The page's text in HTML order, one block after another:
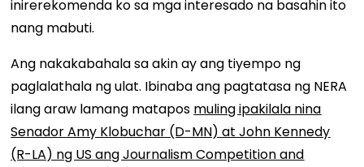
inirerekomenda ko sa mga interesado na basahin ito
nang mabuti.
Ang nakakabahala sa akin ay ang tiyempo ng
paglalathala ng ulat. Ibinaba ang pagtatasa ng NERA
ilang araw lamang matapos muling ipakilala nina
Senador Amy Klobuchar (D-MN) at John Kennedy
(R-LA) ng US ang Journalism Competition and